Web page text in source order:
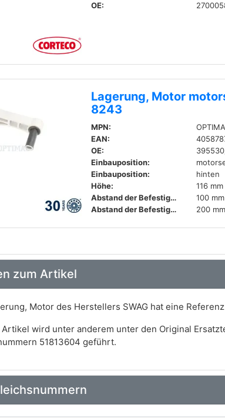
OE:
Lagerung, Motor
8243
MPN:
EAN:
OE:
Einbauposition:
Einbauposition:
hinten
Höhe:
116 mm
Abstand der Befestigungsbohrungen:
100 mm
Abstand der Befestigungsbohrungen:
200 mm
zum Artikel
Motor des Herstellers SWAG hat eine
wird unter anderem unter den Original
51813604 geführt.